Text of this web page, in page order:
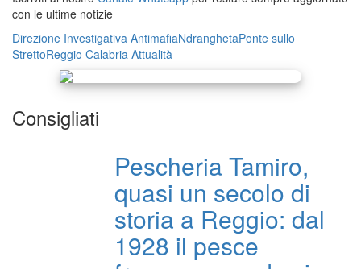
con le ultime notizie
Direzione Investigativa AntimafiaNdranghetaPonte sullo
StrettoReggio Calabria Attualità
Consigliati
Pescheria Tamiro,
quasi un secolo di
storia a Reggio: dal
1928 il pesce